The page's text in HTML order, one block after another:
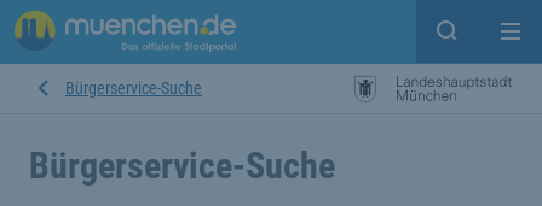
Suche
Bürgerservice-Suche
Bürgerservice-Suche